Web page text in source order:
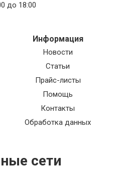
до 18:00
Информация
Новости
Статьи
Прайс-листы
Помощь
Контакты
Обработка данных
сети